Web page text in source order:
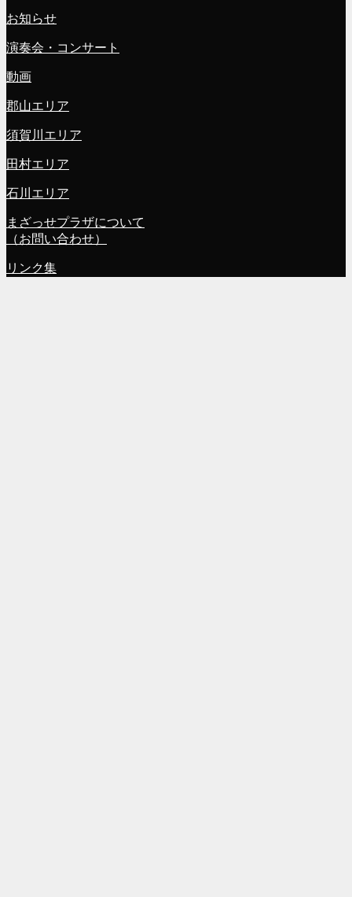
お知らせ
演奏会・コンサート
動画
郡山エリア
須賀川エリア
田村エリア
石川エリア
まざっせプラザについて
（お問い合わせ）
リンク集